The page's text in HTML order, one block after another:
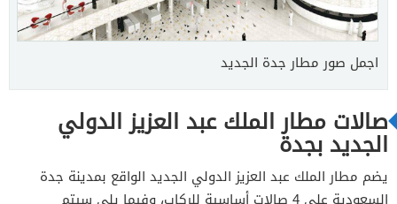
اجمل صور مطار جدة الجديد
صالات مطار الملك عبد العزيز الدولي
الجديد بجدة
يضم مطار الملك عبد العزيز الدولي الجديد الواقع بمدينة جدة